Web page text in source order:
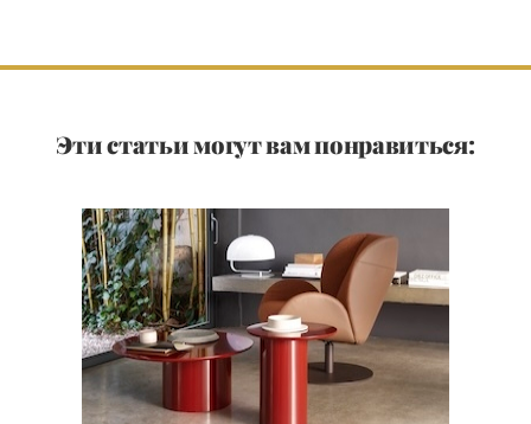
Эти статьи могут вам понравиться: